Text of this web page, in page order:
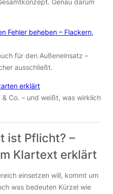
Fehler beheben – Flackern,
für den Außeneinsatz –
ausschließt.
erklärt
Co. – und weißt, was wirklich
ist Pflicht? –
Klartext erklärt
einsetzen will, kommt um
was bedeuten Kürzel wie